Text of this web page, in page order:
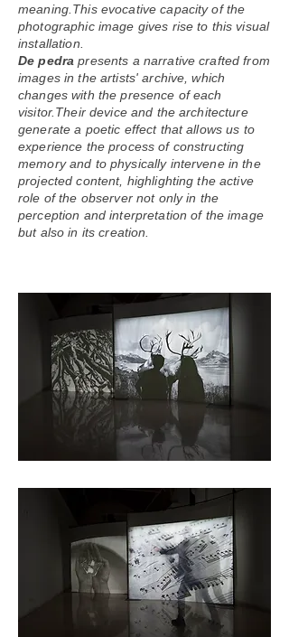
meaning.This evocative capacity of the
photographic image gives rise to this visual
installation.
De pedra presents a narrative crafted from
images in the artists' archive, which
changes with the presence of each
visitor.Their device and the architecture
generate a poetic effect that allows us to
experience the process of constructing
memory and to physically intervene in the
projected content, highlighting the active
role of the observer not only in the
perception and interpretation of the image
but also in its creation.